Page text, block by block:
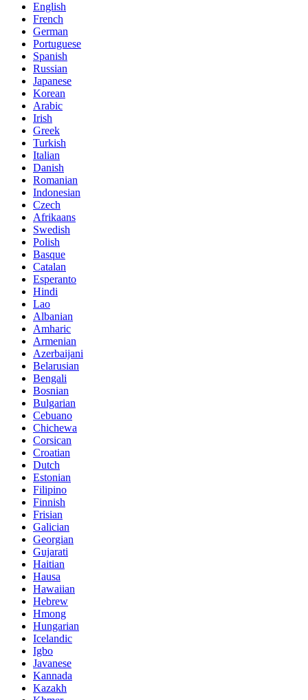
English
French
German
Portuguese
Spanish
Russian
Japanese
Korean
Arabic
Irish
Greek
Turkish
Italian
Danish
Romanian
Indonesian
Czech
Afrikaans
Swedish
Polish
Basque
Catalan
Esperanto
Hindi
Lao
Albanian
Amharic
Armenian
Azerbaijani
Belarusian
Bengali
Bosnian
Bulgarian
Cebuano
Chichewa
Corsican
Croatian
Dutch
Estonian
Filipino
Finnish
Frisian
Galician
Georgian
Gujarati
Haitian
Hausa
Hawaiian
Hebrew
Hmong
Hungarian
Icelandic
Igbo
Javanese
Kannada
Kazakh